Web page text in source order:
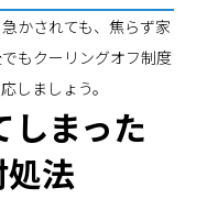
かされても、焦らず家
もクーリングオフ制度
しましょう。
しまった
法